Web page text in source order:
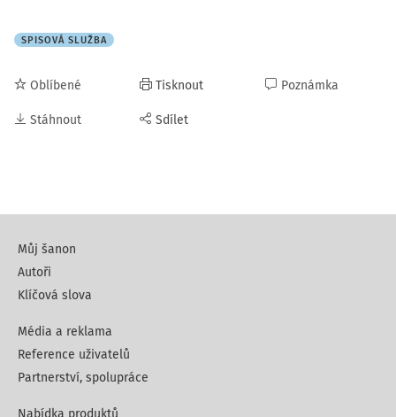
SPISOVÁ SLUŽBA
Oblíbené
Stáhnout
Tisknout
Sdílet
Poznámka
Můj šanon
Autoři
Klíčová slova
Média a reklama
Reference uživatelů
Partnerství, spolupráce
Nabídka produktů